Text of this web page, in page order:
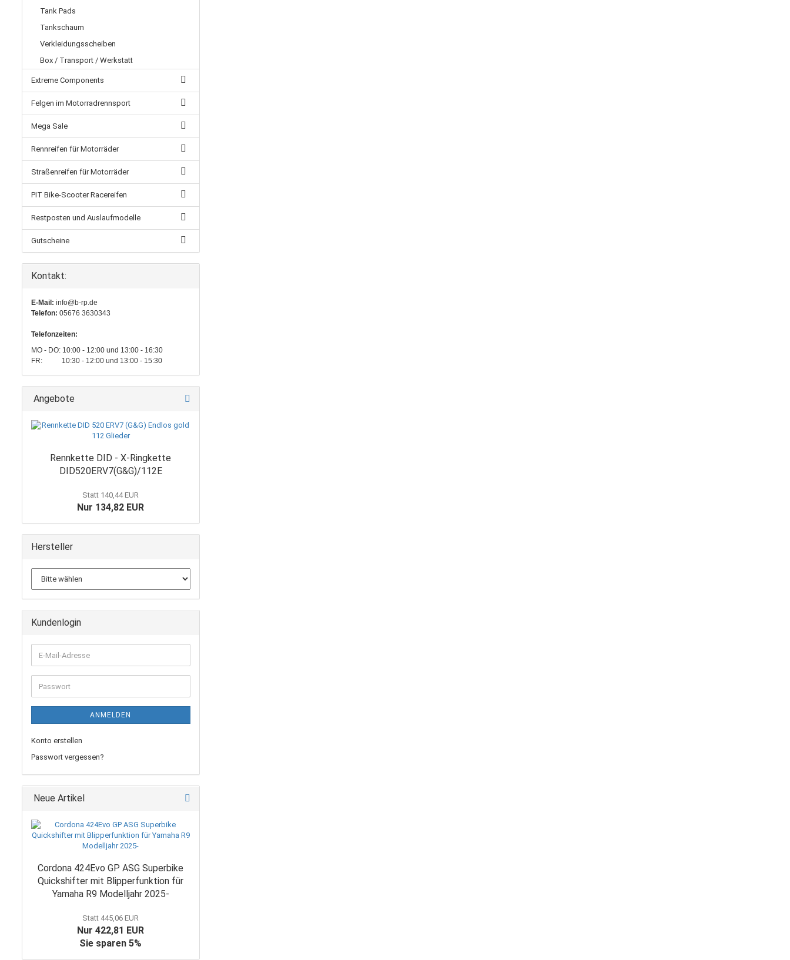
Tank Pads
Tankschaum
Verkleidungsscheiben
Box / Transport / Werkstatt
Extreme Components
Felgen im Motorradrennsport
Mega Sale
Rennreifen für Motorräder
Straßenreifen für Motorräder
PIT Bike-Scooter Racereifen
Restposten und Auslaufmodelle
Gutscheine
Kontakt:
E-Mail: info@b-rp.de
Telefon: 05676 3630343
Telefonzeiten:
MO - DO: 10:00 - 12:00 und 13:00 - 16:30
FR: 10:30 - 12:00 und 13:00 - 15:30
Angebote
Rennkette DID - X-Ringkette
DID520ERV7(G&G)/112E
Statt 140,44 EUR
Nur 134,82 EUR
Hersteller
Kundenlogin
E-
Mail-
Adresse
Passwort
ANMELDEN
Konto erstellen
Passwort vergessen?
Neue Artikel
Cordona 424Evo GP ASG Superbike
Quickshifter mit Blipperfunktion für
Yamaha R9 Modelljahr 2025-
Statt 445,06 EUR
Nur 422,81 EUR
Sie sparen 5%